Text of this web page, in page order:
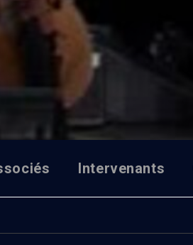
Intervenants